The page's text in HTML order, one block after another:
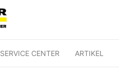
SERVICE CENTER ARTIKEL